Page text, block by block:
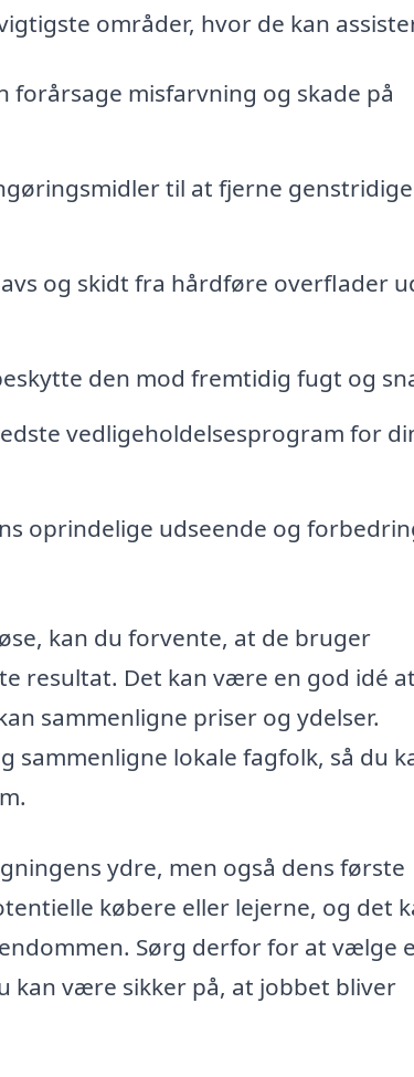
områder, hvor de kan
forårsage misfarvning og skade på
til at fjerne genstridige
og skidt fra hårdføre overflader
den mod fremtidig fugt og
vedligeholdelsesprogram for
oprindelige udseende og
kan du forvente, at de bruger
resultat. Det kan være en god idé at
sammenligne priser og ydelser.
sammenligne lokale fagfolk, så du
ydre, men også dens første
købere eller lejerne, og det
Sørg derfor for at vælge
kan være sikker på, at jobbet bliver